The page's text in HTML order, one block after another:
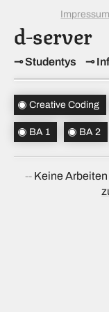
d-server
Studentys
Impressum
Topics
Creative Coding
BA 1 BA 2
Keine